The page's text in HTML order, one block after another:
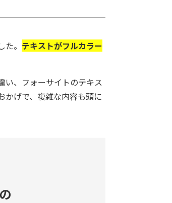
。 テキストがフルカラー
い、フォーサイトのテキス
かげで、複雑な内容も頭に